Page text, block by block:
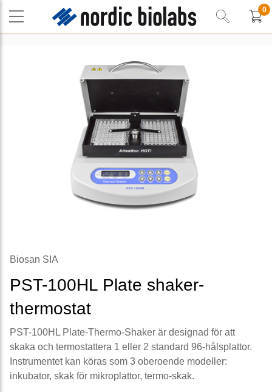
0
Biosan SIA
PST-100HL Plate shaker-
thermostat
PST-100HL Plate-Thermo-Shaker är designad för att
skaka och termostattera 1 eller 2 standard 96-hålsplattor.
Instrumentet kan köras som 3 oberoende modeller:
inkubator, skak för mikroplattor, termo-skak.